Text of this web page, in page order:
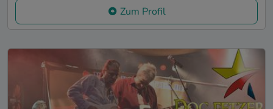
Zum Profil